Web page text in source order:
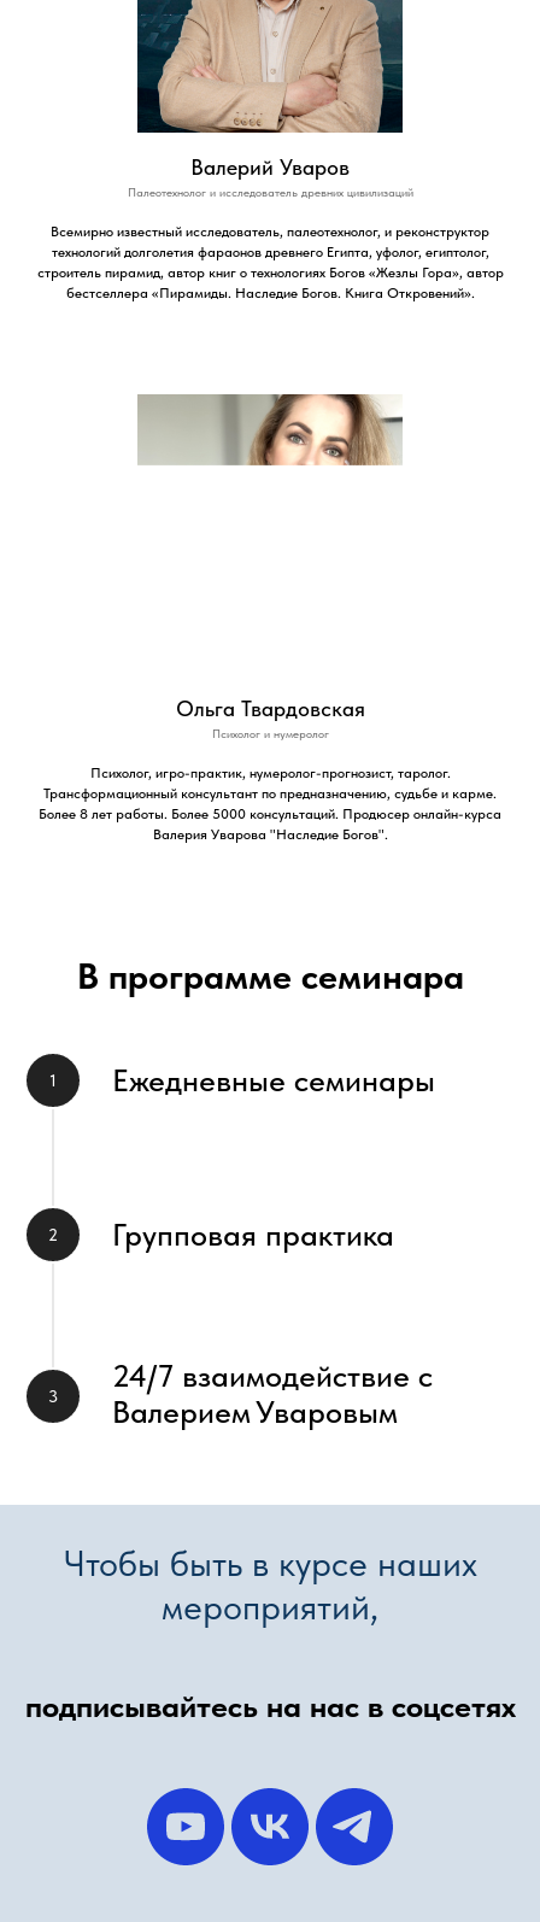
Валерий Уваров
Палеотехнолог и исследователь древних цивилизаций
Всемирно известный исследователь, палеотехнолог, и реконструктор
технологий долголетия фараонов древнего Египта, уфолог, египтолог,
строитель пирамид, автор книг о технологиях Богов «Жезлы Гора», автор
бестселлера «Пирамиды. Наследие Богов. Книга Откровений».
Ольга Твардовская
Психолог и нумеролог
Психолог, игро-практик, нумеролог-прогнозист, таролог.
Трансформационный консультант по предназначению, судьбе и карме.
Более 8 лет работы. Более 5000 консультаций. Продюсер онлайн-курса
Валерия Уварова "Наследие Богов".
В программе семинара
Ежедневные семинары
Групповая практика
24/7 взаимодействие с
ВалериемУваровым
Чтобы быть в курсе наших
мероприятий,
подписывайтесь на нас в соцсетях